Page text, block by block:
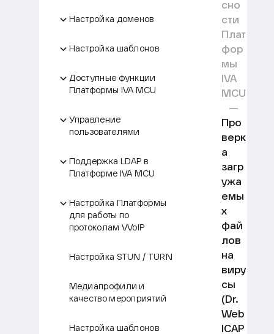
Настройка доменов
Настройка шаблонов
Доступные функции
Платформы IVA MCU
Управление
пользователями
Поддержка LDAP в
Платформе IVA MCU
Настройка Платформы
для работы по
протоколам VVoIP
Настройка STUN / TURN
Медиапрофили и
качество мероприятий
Настройка шаблонов
сно
сти
Плат
фор
мы
IVA
MCU
Про
верк
а
загр
ужа
емы
х
фай
лов
на
виру
сы
(Dr.
Web
ICAP